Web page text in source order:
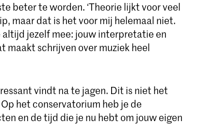
beter te worden. ‘Theorie lijkt voor veel
maar dat is het voor mij helemaal niet.
altijd jezelf mee: jouw interpretatie en
maakt schrijven over muziek heel
vindt na te jagen. Dit is niet het
het conservatorium heb je de
en de tijd die je nu hebt om jouw eigen